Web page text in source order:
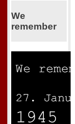
We
remember